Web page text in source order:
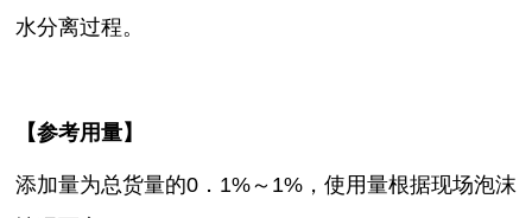
水分离过程。
【参考用量】
添加量为总货量的0．1%～1%，使用量根据现场泡沫